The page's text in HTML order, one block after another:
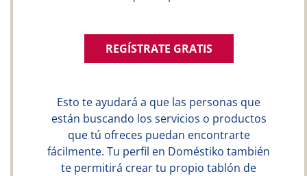
REGÍSTRATE GRATIS
Esto te ayudará a que las personas que
están buscando los servicios o productos
que tú ofreces puedan encontrarte
fácilmente. Tu perfil en Doméstiko también
te permitirá crear tu propio tablón de